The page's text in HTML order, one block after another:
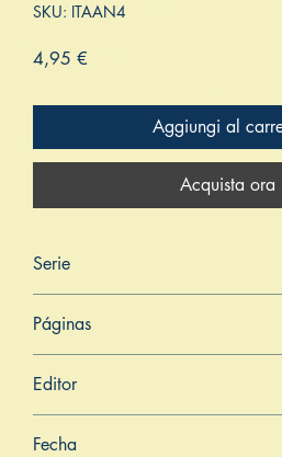
SKU: ITAAN4
4,95 €
Aggiungi al
Acquista ora
Serie
Páginas
Editor
Fecha